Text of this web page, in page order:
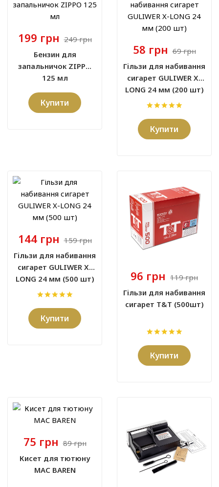
199 грн 249 грн
Бензин для
запальничок ZIPPO
125 мл
Купити
58 грн 69 грн
Гільзи для набивання
сигарет GULIWER X-
LONG 24 мм (200 шт)
Купити
144 грн 159 грн
Гільзи для набивання
сигарет GULIWER X-
LONG 24 мм (500 шт)
Купити
96 грн 119 грн
Гільзи для набивання
сигарет Т&T (500шт)
Купити
75 грн 89 грн
Кисет для тютюну
MAC BAREN